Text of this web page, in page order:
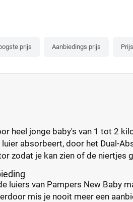
prijs Aanbiedings prijs
heel jonge baby's van 1 tot 2
absorbeert, door het Dual-
zodat je kan zien of de niertjes
luiers van Pampers New Baby
mis je nooit meer een